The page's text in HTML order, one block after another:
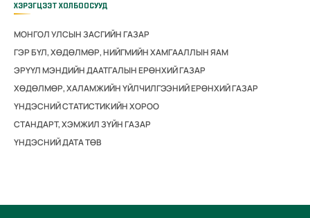
ХЭРЭГЦЭЭТ ХОЛБООСУУД
МОНГОЛ УЛСЫН ЗАСГИЙН ГАЗАР
ГЭР БҮЛ, ХӨДӨЛМӨР, НИЙГМИЙН ХАМГААЛЛЫН ЯАМ
ЭРҮҮЛ МЭНДИЙН ДААТГАЛЫН ЕРӨНХИЙ ГАЗАР
ХӨДӨЛМӨР, ХАЛАМЖИЙН ҮЙЛЧИЛГЭЭНИЙ ЕРӨНХИЙ ГАЗАР
ҮНДЭСНИЙ СТАТИСТИКИЙН ХОРОО
СТАНДАРТ, ХЭМЖИЛ ЗҮЙН ГАЗАР
ҮНДЭСНИЙ ДАТА ТӨВ